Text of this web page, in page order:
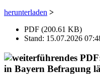
herunterladen >
PDF (200.61 KB)
Stand: 15.07.2026